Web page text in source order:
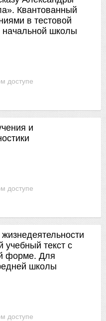
доступе
Квантованный
в тестовой
школы
доступе
и
доступе
текст с
форме. Для
школы